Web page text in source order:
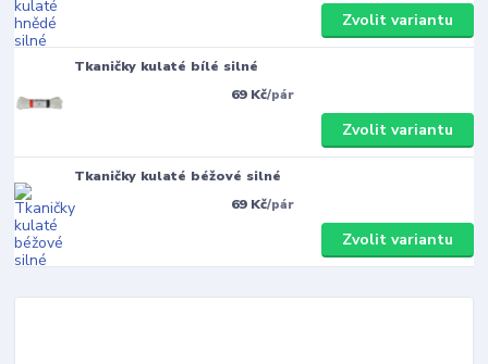
Zvolit variantu
Tkaničky kulaté bílé silné
69 Kč/pár
Zvolit variantu
Tkaničky kulaté béžové silné
69 Kč/pár
Zvolit variantu